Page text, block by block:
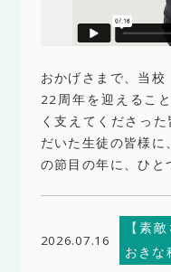
おかげさまで、当
22周年を迎えるこ
く支えてくださっ
だいた生徒の皆様に
の節目の年に、ひ
2026.07.16
【素
おきな